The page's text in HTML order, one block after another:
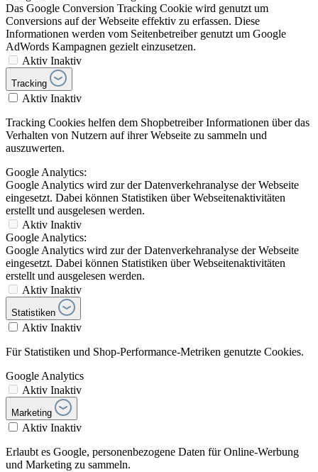
Das Google Conversion Tracking Cookie wird genutzt um
Conversions auf der Webseite effektiv zu erfassen. Diese
Informationen werden vom Seitenbetreiber genutzt um Google
AdWords Kampagnen gezielt einzusetzen.
Aktiv Inaktiv
Tracking
Aktiv Inaktiv
Tracking Cookies helfen dem Shopbetreiber Informationen über das
Verhalten von Nutzern auf ihrer Webseite zu sammeln und
auszuwerten.
Google Analytics:
Google Analytics wird zur der Datenverkehranalyse der Webseite
eingesetzt. Dabei können Statistiken über Webseitenaktivitäten
erstellt und ausgelesen werden.
Aktiv Inaktiv
Google Analytics:
Google Analytics wird zur der Datenverkehranalyse der Webseite
eingesetzt. Dabei können Statistiken über Webseitenaktivitäten
erstellt und ausgelesen werden.
Aktiv Inaktiv
Statistiken
Aktiv Inaktiv
Für Statistiken und Shop-Performance-Metriken genutzte Cookies.
Google Analytics
Aktiv Inaktiv
Marketing
Aktiv Inaktiv
Erlaubt es Google, personenbezogene Daten für Online-Werbung
und Marketing zu sammeln.